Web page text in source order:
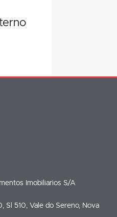
Imobiliarios S/A
Sl 510, Vale do Sereno, Nova